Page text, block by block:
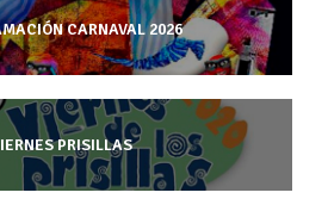
CARNAVAL 2026
PRISILLAS